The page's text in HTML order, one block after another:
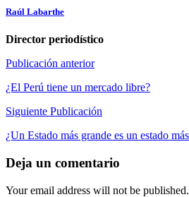
Raúl Labarthe
Director periodístico
Publicación anterior
¿El Perú tiene un mercado libre?
Siguiente Publicación
¿Un Estado más grande es un estado
Deja un comentario
Your email address will not be published.